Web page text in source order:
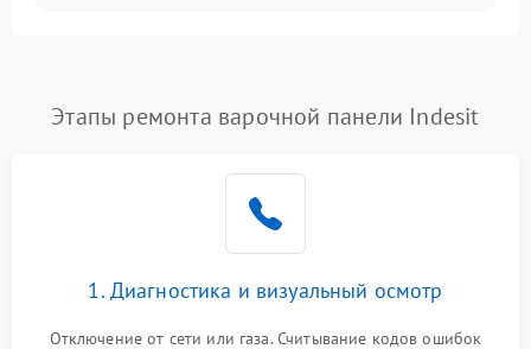
Этапы ремонта варочной панели Indesit
1. Диагностика и визуальный осмотр
Отключение от сети или газа. Считывание кодов ошибок